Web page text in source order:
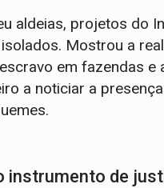
aldeias, projetos do
Mostrou a
em fazendas
a noticiar a
instrumento de